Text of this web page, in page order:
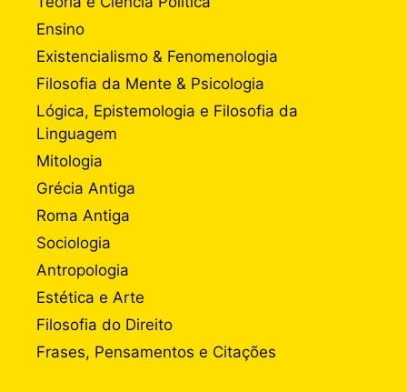
Ensino
Existencialismo & Fenomenologia
Filosofia da Mente & Psicologia
Lógica, Epistemologia e Filosofia da
Linguagem
Mitologia
Grécia Antiga
Roma Antiga
Sociologia
Antropologia
Estética e Arte
Filosofia do Direito
Frases, Pensamentos e Citações